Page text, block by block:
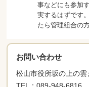
事などにも参加
実するはずです
たら管理組合の
お問い合わせ
松山市役所坂の上の